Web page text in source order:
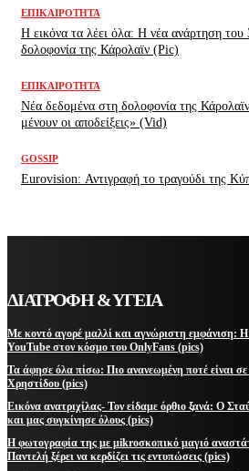
ΕΠΙΚΑΙΡΌΤΗΤΑ
H εικόνα τα λέει όλα: H νέα ανάρτηση του
δολοφονία της Κάρολαϊν (Pic)
ΕΠΙΚΑΙΡΌΤΗΤΑ
Νέα δεδομένα στη δολοφονία της
μένουν οι αποδείξεις» (Vid)
GOSSIP
Eurovision: Αντιγραφή το τραγούδι της
ΔΙΑΤΡΟΦΗ & ΥΓΕΙΑ
Με κοντό αγορέ μαλλί και αγνώριστη εμφάνιση:
YouTube στον κόσμο του OnlyFans (pics)
Τα άφησε όλα πίσω: Πιο ανανεωμένη ποτέ είναι
Χρηστίδου (pics)
Εικόνα ανατριχίλας- Τον είδαμε όρθιο ξανά: Ο
και μας συγκίνησε όλους (pics)
Η φωτογραφία της με μikroσκοπικό μαγιό
Παντελή ξέρει να κερδίζει τις εντυπώσεις (pics)